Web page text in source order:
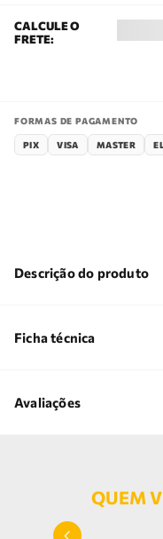
FORMAS DE PAGAMENTO
PIX VISA MASTER
Descrição do produto
Ficha técnica
Avaliações
QUEM